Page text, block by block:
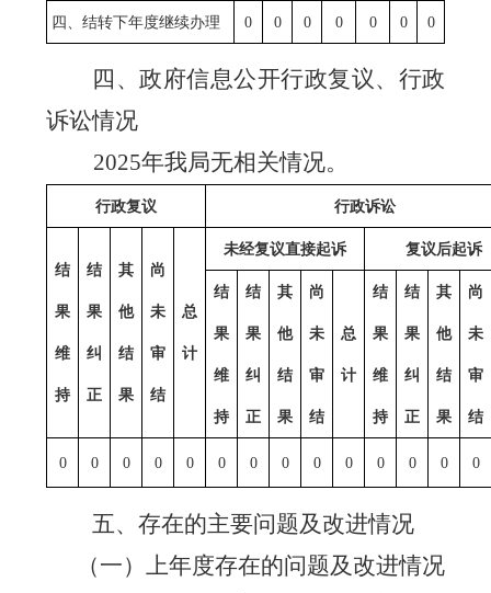
四、结转下年度继续办理 0 0 0 0 0 0 0
四、政府信息公开行政复议、行政
诉讼情况
2025年我局无相关情况。
行政复议 行政诉讼
结
果
维
持
结
果
纠
正
其
他
结
果
尚
未
审
结
总
计
未经复议直接起诉 复议后起诉
结
果
维
持
结
果
纠
正
其
他
结
果
尚
未
审
结
总
计
结
果
维
持
结
果
纠
正
其
他
结
果
尚
未
审
结
0 0 0 0 0 0 0 0 0 0 0 0 0 0
五、存在的主要问题及改进情况
（一）上年度存在的问题及改进情况